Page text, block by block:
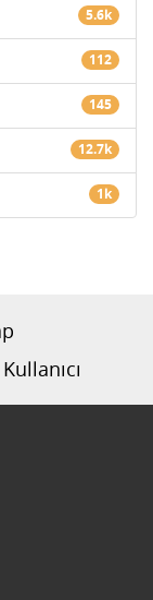
5.6k
112
145
12.7k
1k
Kullanıcı